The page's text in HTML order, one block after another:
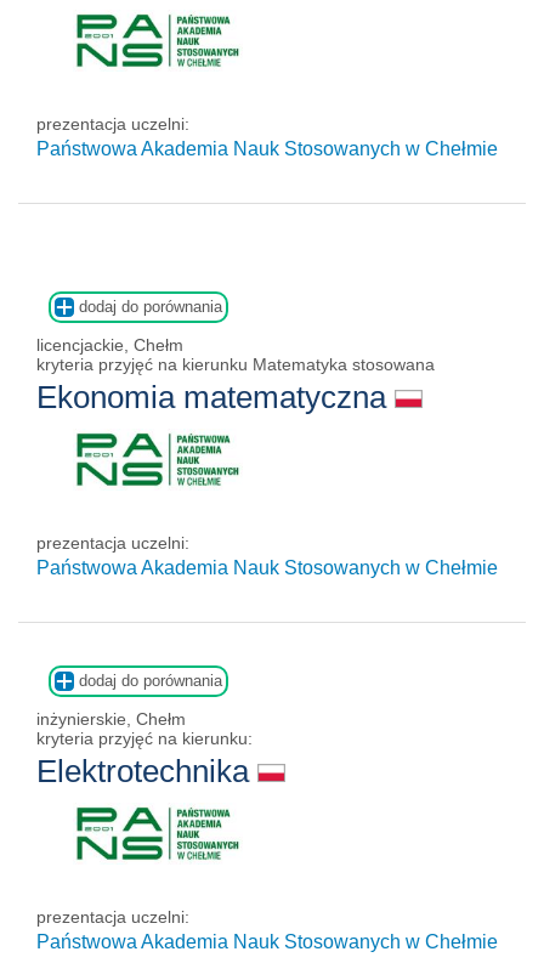
prezentacja uczelni:
Państwowa Akademia Nauk Stosowanych w Chełmie
dodaj do porównania
licencjackie, Chełm
kryteria przyjęć na kierunku Matematyka stosowana
Ekonomia matematyczna
prezentacja uczelni:
Państwowa Akademia Nauk Stosowanych w Chełmie
dodaj do porównania
inżynierskie, Chełm
kryteria przyjęć na kierunku:
Elektrotechnika
prezentacja uczelni:
Państwowa Akademia Nauk Stosowanych w Chełmie